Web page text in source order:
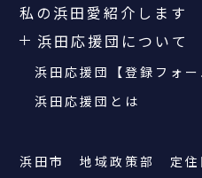
私の浜田愛紹介します
浜田応援団について
浜田応援団【登録フォー
浜田応援団とは
浜田市 地域政策部 定住